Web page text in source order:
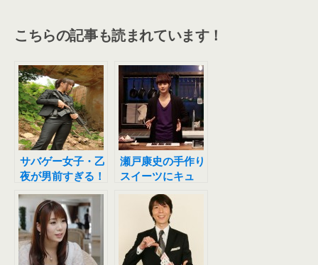
こちらの記事も読まれています！
サバゲー女子・乙
夜が男前すぎる！
ミリドルが装備に
捧げた金額は？
瀬戸康史の手作り
スイーツにキュ
ン！NHK「グレ
ーテルのかまど」
レシピが素敵。